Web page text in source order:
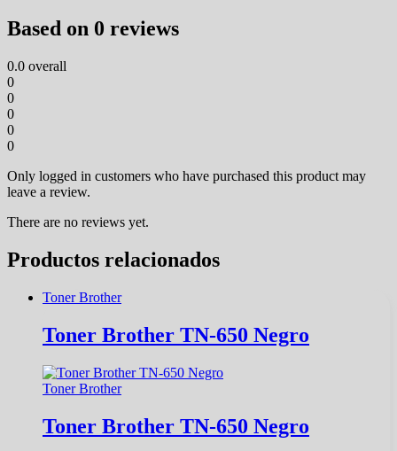
Based on 0 reviews
0.0 overall
0
0
0
0
0
Only logged in customers who have purchased this product may
leave a review.
There are no reviews yet.
Productos relacionados
Toner Brother
Toner Brother TN-650 Negro
Toner Brother
Toner Brother TN-650 Negro